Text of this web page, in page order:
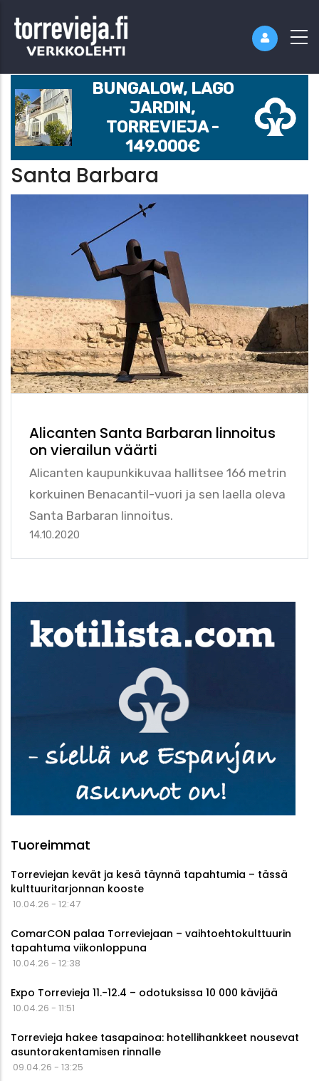
BUNGALOW, LAGO
JARDIN,
TORREVIEJA -
149.000€
Santa Barbara
Alicanten Santa Barbaran linnoitus
on vierailun väärti
Alicanten kaupunkikuvaa hallitsee 166 metrin
korkuinen Benacantil-vuori ja sen laella oleva
Santa Barbaran linnoitus.
14.10.2020
Tuoreimmat
Torreviejan kevät ja kesä täynnä tapahtumia – tässä
kulttuuritarjonnan kooste
10.04.26 - 12:47
ComarCON palaa Torreviejaan – vaihtoehtokulttuurin
tapahtuma viikonloppuna
10.04.26 - 12:38
Expo Torrevieja 11.-12.4 – odotuksissa 10 000 kävijää
10.04.26 - 11:51
Torrevieja hakee tasapainoa: hotellihankkeet nousevat
asuntorakentamisen rinnalle
09.04.26 - 13:25